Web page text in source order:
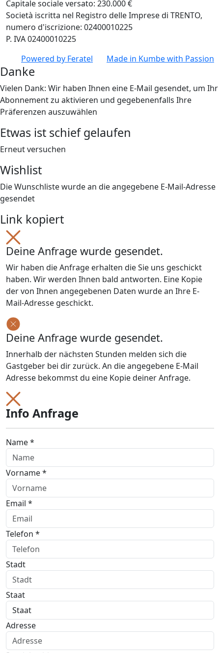
Capitale sociale versato: 230.000 €
Società iscritta nel Registro delle Imprese di TRENTO,
numero d'iscrizione: 02400010225
P. IVA 02400010225
Powered by Feratel Made in Kumbewith Passion
Danke
Vielen Dank: Wir haben Ihnen eine E-Mail gesendet, um Ihr
Abonnement zu aktivieren und gegebenenfalls Ihre
Präferenzen auszuwählen
Etwas ist schief gelaufen
Erneut versuchen
Wishlist
Die Wunschliste wurde an die angegebene E-Mail-Adresse
gesendet
Link kopiert
Deine Anfrage wurde gesendet.
Wir haben die Anfrage erhalten die Sie uns geschickt
haben. Wir werden Ihnen bald antworten. Eine Kopie
der von Ihnen angegebenen Daten wurde an Ihre E-
Mail-Adresse geschickt.
Deine Anfrage wurde gesendet.
Innerhalb der nächsten Stunden melden sich die
Gastgeber bei dir zurück. An die angegebene E-Mail
Adresse bekommst du eine Kopie deiner Anfrage.
Info Anfrage
Name *
Vorname *
Email *
Telefon *
Stadt
Staat
Adresse